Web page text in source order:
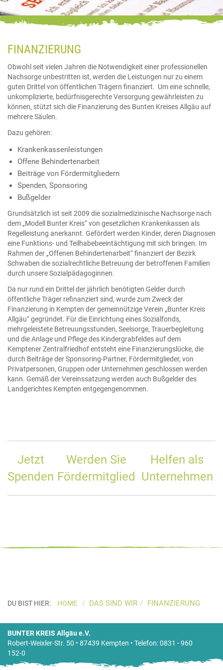
FINANZIERUNG
Obwohl seit vielen Jahren die Notwendigkeit einer professionellen
Nachsorge unbestritten ist, werden die Leistungen nur zu einem
guten Drittel von öffentlichen Trägern finanziert. Um eine schnelle,
unkomplizierte, bedürfnisgerechte Versorgung gewährleisten zu
können, stützt sich die Finanzierung des Bunten Kreises Allgäu auf
mehrere Säulen.
Dazu gehören:
Krankenkassenleistungen
Offene Behindertenarbeit
Beiträge von Fördermitgliedern
Spenden, Sponsoring
Bußgelder
Grundsätzlich ist seit 2009 die sozialmedizinische Nachsorge nach
dem „Modell Bunter Kreis“ von gesetzlichen Krankenkassen als
Regelleistung anerkannt. Gefördert werden Kinder, deren Diagnosen
eine Funktions- und Teilhabebeeintächtigung mit sich bringen. Im
Rahmen der „Offenen Behindertenarbeit“ finanziert der Bezirk
Schwaben die sozialrechtliche Betreuung der betroffenen Familien
durch unsere Sozialpädagoginnen.
Da nur rund ein Drittel der jährlich benötigten Gelder durch
öffentliche Träger refinanziert sind, wurde zum Zweck der
Finanzierung in Kempten der gemeinnützige Verein „Bunter Kreis
Allgäu“ gegründet. Für die Einrichtung eines Sozialfonds,
mehrgeleistete Betreuungsstunden, Seelsorge, Trauerbegleitung
und die Anlage und Pflege des Kindergrabfeldes auf dem
Kemptener Zentralfriedhof entsteht eine Finanzierungslücke, die
durch Beiträge der Sponsoring-Partner, Fördermitglieder, von
Privatpersonen, Gruppen oder Unternehmen geschlossen werden
kann. Gemäß der Vereinssatzung werden auch Bußgelder des
Landgerichtes Kempten entgegengenommen.
Jetzt
Spenden
Werden Sie
Fördermitglied
Helfen als
Unternehmen
DU BIST HIER: HOME DAS SIND WIR FINANZIERUNG
BUNTER KREIS Allgäu e.V.
Robert-Weixler-Str. 50 • 87439 Kempten • Telefon: 0831 - 960
152-0
Bankverbindung:
Sparkasse Allgäu